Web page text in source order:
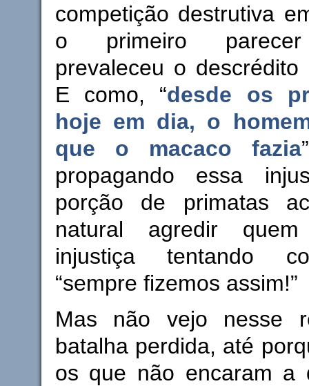
competição destrutiva
o primeiro parecer
prevaleceu o
E como, “desde os
hoje em dia, o
que o macaco fazia
propagando essa
porção de primatas
natural agredir
injustiça tentando
“sempre fizemos assim!”
Mas não vejo nesse
batalha perdida, até
os que não encaram a